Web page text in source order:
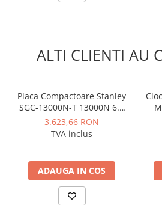
Automatizari panouri solare
Manometre, presostate si
termostate
Regulatoare electronice
Servoregulatoare
Termostate pentru ventilo-
ALTI CLIENTI AU
Placa Compactoare Stanley
SGC-13000N-T 13000N 6.5
CP 196cc
3.623,66 RON
TVA inclus
ADAUGA IN COS